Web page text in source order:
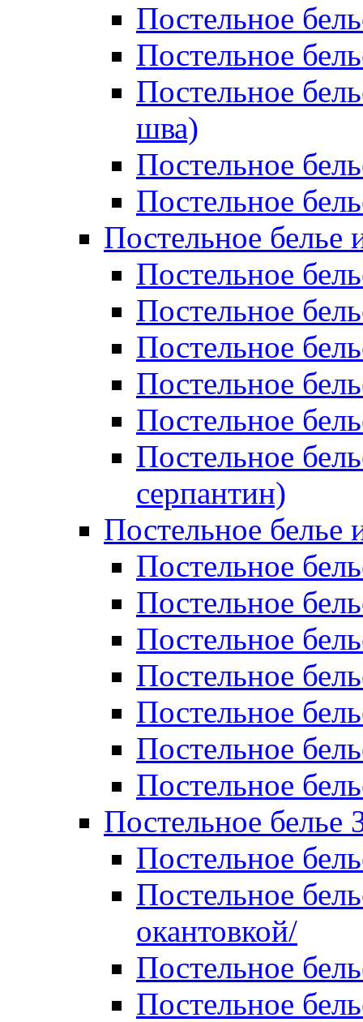
Постельное
Постельное
Постельное
шва)
Постельное
Постельное
Постельное белье
Постельное
Постельное
Постельное
Постельное
Постельное
Постельное
серпантин)
Постельное белье
Постельное
Постельное
Постельное
Постельное
Постельное
Постельное
Постельное
Постельное белье
Постельное
Постельное
окантовкой/
Постельное
Постельное